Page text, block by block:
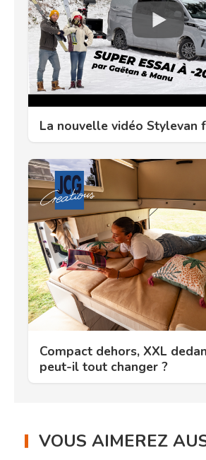
La nouvelle vidéo Stylevan
Compact dehors, XXL
peut-il tout changer ?
VOUS AIMEREZ